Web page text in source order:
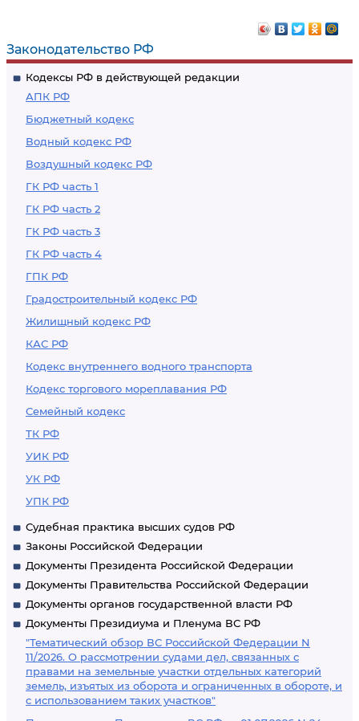
Законодательство РФ
Кодексы РФ в действующей редакции
АПК РФ
Бюджетный кодекс
Водный кодекс РФ
Воздушный кодекс РФ
ГК РФ часть 1
ГК РФ часть 2
ГК РФ часть 3
ГК РФ часть 4
ГПК РФ
Градостроительный кодекс РФ
Жилищный кодекс РФ
КАС РФ
Кодекс внутреннего водного транспорта
Кодекс торгового мореплавания РФ
Семейный кодекс
ТК РФ
УИК РФ
УК РФ
УПК РФ
Судебная практика высших судов РФ
Законы Российской Федерации
Документы Президента Российской Федерации
Документы Правительства Российской Федерации
Документы органов государственной власти РФ
Документы Президиума и Пленума ВС РФ
"Тематический обзор ВС Российской Федерации N
11/2026. О рассмотрении судами дел, связанных с
правами на земельные участки отдельных категорий
земель, изъятых из оборота и ограниченных в обороте, и
с использованием таких участков"